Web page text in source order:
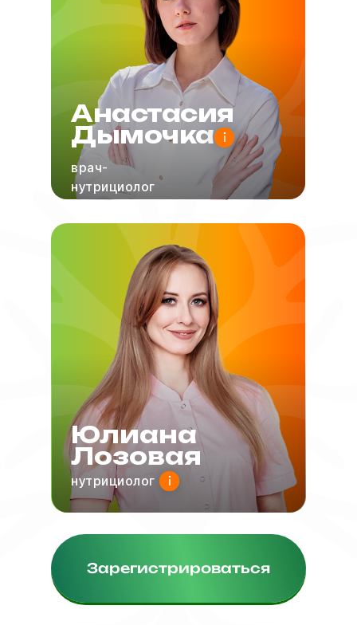
Анастасия
Дымочка
врач-
нутрициолог
Юлиана
Лозовая
нутрициолог
Зарегистрироваться